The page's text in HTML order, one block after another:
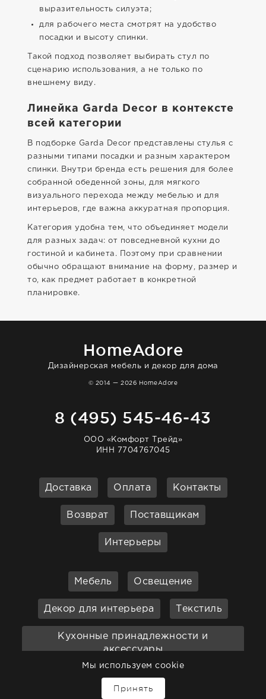
выразительность силуэта;
для рабочего места смотрят на удобство
посадки и высоту спинки.
Такой подход позволяет выбирать стул по
сценарию использования, а не только по
внешнему виду.
Линейка Garda Decor в контексте
всей категории
В подборке Garda Decor представлены стулья с
разными типами посадки и разным характером
спинки. Внутри бренда есть решения для более
собранной обеденной зоны, для мягкого
визуального перехода между мебелью и для
интерьеров, где важна аккуратная пропорция.
Категория удобна тем, что объединяет модели
для разных задач: от повседневной кухни до
гостиной и кабинета. Поэтому при сравнении
обычно обращают внимание на форму, размер и
то, как предмет работает в конкретной
планировке.
HomeAdore
Дизайнерская мебель и декор для дома
© 2014 — 2026 HomeAdore
8 (495) 545-46-43
ООО «Комфорт Трейд»
ИНН 7704767045
Доставка Оплата Контакты
Возврат Поставщикам
Интерьеры
Мебель Освещение
Декор для интерьера Текстиль
Кухонные принадлежности и
аксессуары
Ванная Садовая мебель
Мы используем cookie
Принять